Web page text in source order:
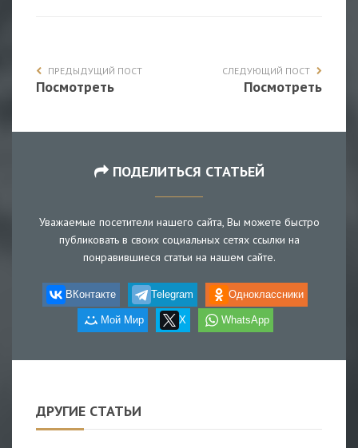
ПРЕДЫДУЩИЙ ПОСТ
Посмотреть
СЛЕДУЮЩИЙ ПОСТ
Посмотреть
ПОДЕЛИТЬСЯ СТАТЬЕЙ
Уважаемые посетители нашего сайта, Вы можете быстро
публиковать в своих социальных сетях ссылки на
понравившиеся статьи на нашем сайте.
ВКонтакте Telegram Одноклассники
Мой Мир X WhatsApp
ДРУГИЕ СТАТЬИ